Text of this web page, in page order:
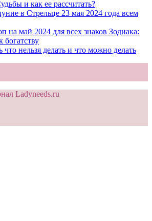
и как ее рассчитать?
в Стрельце 23 мая 2024 года всем
на май 2024 для всех знаков Зодиака:
богатству
что нельзя делать и что можно делать
Ladyneeds.ru